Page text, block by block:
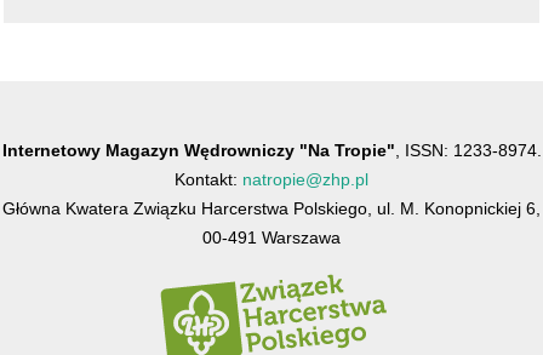
Internetowy Magazyn Wędrowniczy "Na Tropie" , ISSN: 1233-8974.
Kontakt: natropie@zhp.pl
Główna Kwatera Związku Harcerstwa Polskiego, ul. M. Konopnickiej 6,
00-491 Warszawa